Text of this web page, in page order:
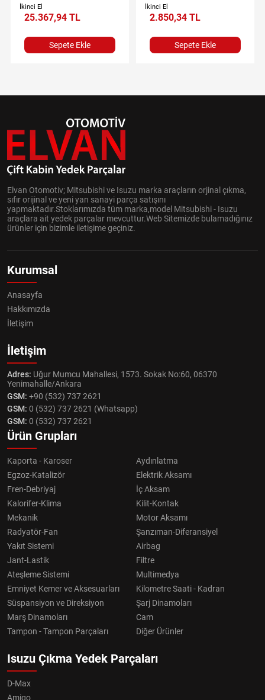
İkinci El
25.367,94 TL
Sepete Ekle
İkinci El
2.850,34 TL
Sepete Ekle
Elvan Otomotiv; Mitsubishi ve Isuzu marka araçların orjinal çıkma,
sıfır orijinal ve yeni yan sanayi parça satışını
yapmaktadır.Stoklarımızda tüm marka,model Mitsubishi - Isuzu
araçlara ait yedek parçalar mevcuttur.Web Sitemizde bulamadığınız
ürünler için bizimle iletişime geçiniz.
Kurumsal
Anasayfa
Hakkımızda
İletişim
İletişim
Adres: Uğur Mumcu Mahallesi, 1573. Sokak No:60, 06370
Yenimahalle/Ankara
GSM: +90 (532) 737 2621
GSM: 0 (532) 737 2621 (Whatsapp)
GSM: 0 (532) 737 2621
Ürün Grupları
Kaporta - Karoser
Aydınlatma
Egzoz-Katalizör
Elektrik Aksamı
Fren-Debriyaj
İç Aksam
Kalorifer-Klima
Kilit-Kontak
Mekanik
Motor Aksamı
Radyatör-Fan
Şanzıman-Diferansiyel
Yakıt Sistemi
Airbag
Jant-Lastik
Filtre
Ateşleme Sistemi
Multimedya
Emniyet Kemer ve Aksesuarları
Kilometre Saati - Kadran
Süspansiyon ve Direksiyon
Şarj Dinamoları
Marş Dinamoları
Cam
Tampon - Tampon Parçaları
Diğer Ürünler
Isuzu Çıkma Yedek Parçaları
D-Max
Amigo